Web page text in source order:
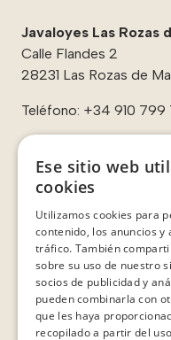
Javaloyes Las Rozas
Calle Flandes 2
28231 Las Rozas de
Teléfono: +34 910 799
Enlaces:
Contacto
Sobre nosotros
Casos de éxito
Testimonios
Ese sitio web
cookies
Utilizamos cookies para
contenido, los anuncios y
tráfico. También
sobre su uso de nuestro
socios de publicidad y
pueden combinarla con
que les haya
recopilado a partir del